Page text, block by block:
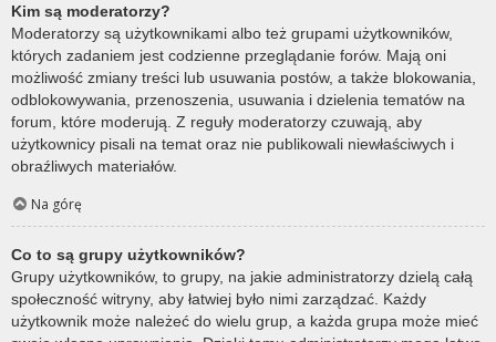
Kim są moderatorzy?
Moderatorzy są użytkownikami albo też grupami użytkowników,
których zadaniem jest codzienne przeglądanie forów. Mają oni
możliwość zmiany treści lub usuwania postów, a także blokowania,
odblokowywania, przenoszenia, usuwania i dzielenia tematów na
forum, które moderują. Z reguły moderatorzy czuwają, aby
użytkownicy pisali na temat oraz nie publikowali niewłaściwych i
obraźliwych materiałów.
Na górę
Co to są grupy użytkowników?
Grupy użytkowników, to grupy, na jakie administratorzy dzielą całą
społeczność witryny, aby łatwiej było nimi zarządzać. Każdy
użytkownik może należeć do wielu grup, a każda grupa może mieć